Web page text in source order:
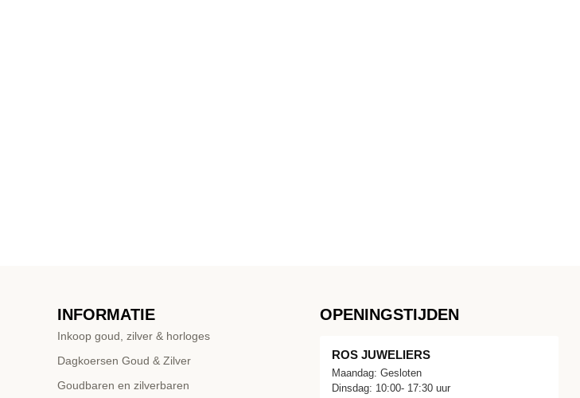
INFORMATIE
Inkoop goud, zilver & horloges
Dagkoersen Goud & Zilver
Goudbaren en zilverbaren
OPENINGSTIJDEN
ROS JUWELIERS
Maandag: Gesloten
Dinsdag: 10:00- 17:30 uur